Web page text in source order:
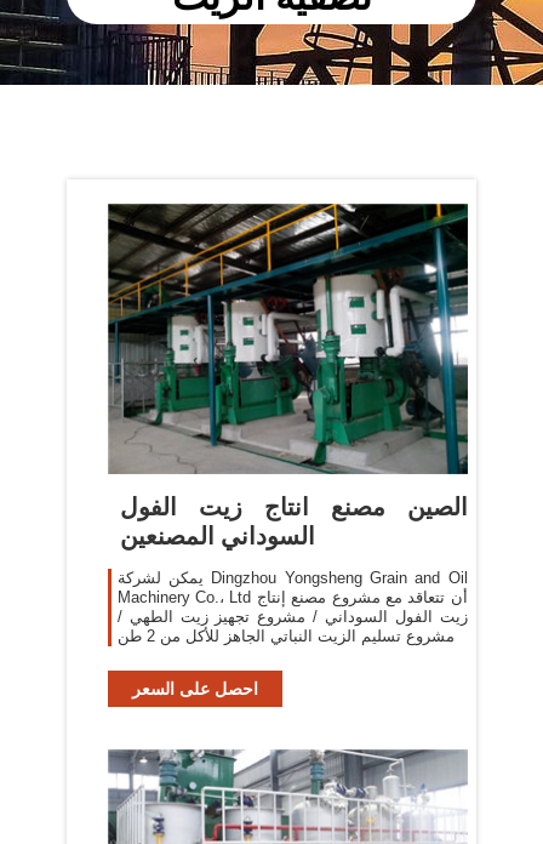
الصين مصنع انتاج زيت الفول
السوداني المصنعين
يمكن لشركة Dingzhou Yongsheng Grain and Oil
Machinery Co.، Ltd أن تتعاقد مع مشروع مصنع إنتاج
زيت الفول السوداني / مشروع تجهيز زيت الطهي /
مشروع تسليم الزيت النباتي الجاهز للأكل من 2 طن o
احصل على السعر